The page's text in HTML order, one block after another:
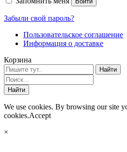
Забыли свой пароль?
Пользовательское соглашение
Информация о доставке
Корзина
We use cookies. By browsing our site
cookies.Accept
×